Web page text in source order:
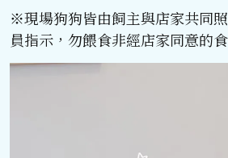
※現場狗狗皆由飼主與店家共同
員指示，勿餵食非經店家同意的